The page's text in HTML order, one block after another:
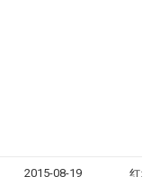
2015-08-19
红塔